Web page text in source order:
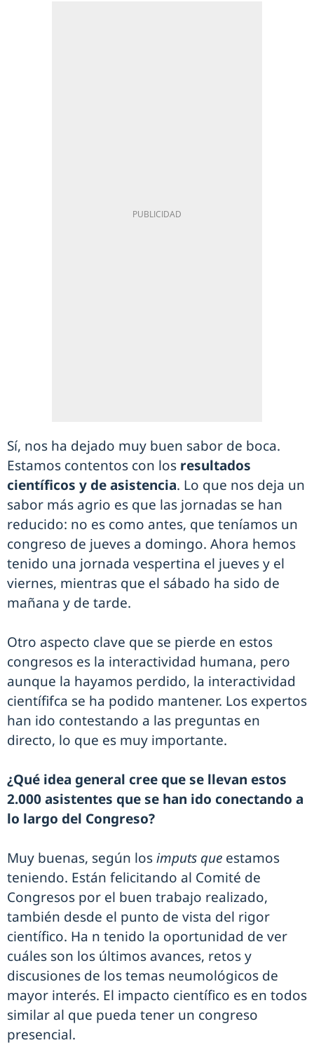
Sí, nos ha dejado muy buen sabor de boca.
Estamos contentos con los resultados
científicos y de asistencia. Lo que nos deja un
sabor más agrio es que las jornadas se han
reducido: no es como antes, que teníamos un
congreso de jueves a domingo. Ahora hemos
tenido una jornada vespertina el jueves y el
viernes, mientras que el sábado ha sido de
mañana y de tarde.
Otro aspecto clave que se pierde en estos
congresos es la interactividad humana, pero
aunque la hayamos perdido, la interactividad
científifca se ha podido mantener. Los expertos
han ido contestando a las preguntas en
directo, lo que es muy importante.
¿Qué idea general cree que se llevan estos
2.000 asistentes que se han ido conectando a
lo largo del Congreso?
Muy buenas, según losimputs que estamos
teniendo. Están felicitando al Comité de
Congresos por el buen trabajo realizado,
también desde el punto de vista del rigor
científico. Ha n tenido la oportunidad de ver
cuáles son los últimos avances, retos y
discusiones de los temas neumológicos de
mayor interés. El impacto científico es en todos
similar al que pueda tener un congreso
presencial.